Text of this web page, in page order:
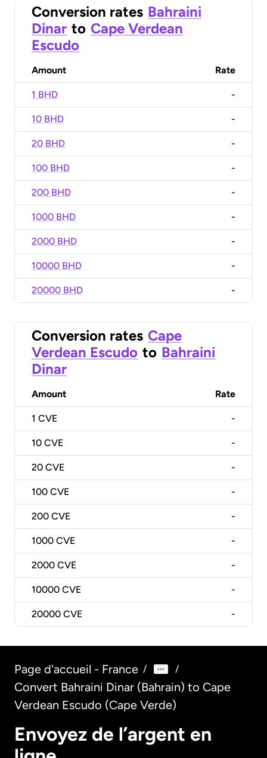
Conversion rates Bahraini
Dinar to Cape Verdean
Escudo
Amount Rate
1 BHD -
10 BHD -
20 BHD -
100 BHD -
200 BHD -
1000 BHD -
2000 BHD -
10000 BHD -
20000 BHD -
Conversion rates Cape
Verdean Escudo to Bahraini
Dinar
Amount Rate
1 CVE -
10 CVE -
20 CVE -
100 CVE -
200 CVE -
1000 CVE -
2000 CVE -
10000 CVE -
20000 CVE -
Page d'accueil - France / /
Convert Bahraini Dinar (Bahrain) to Cape
Verdean Escudo (Cape Verde)
Envoyez de l’argent en